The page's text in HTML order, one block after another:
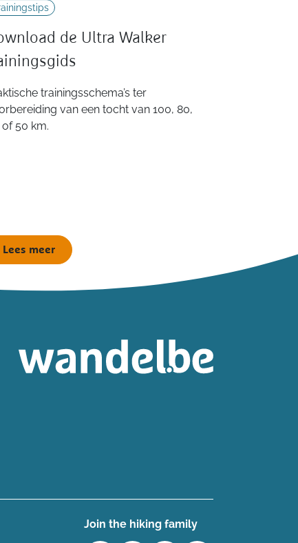
de Ultra Walker
trainingsschema’s ter
van een tocht van 100, 80,
50 km.
Lees meer
Join the hiking family